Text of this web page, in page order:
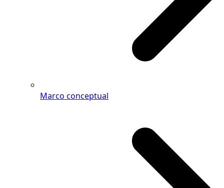
Marco conceptual